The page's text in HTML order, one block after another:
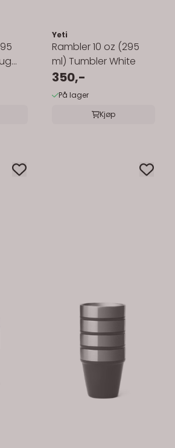
Yeti
Rambler 10 oz (295
ml) Tumbler White
350,-
På lager
Kjøp